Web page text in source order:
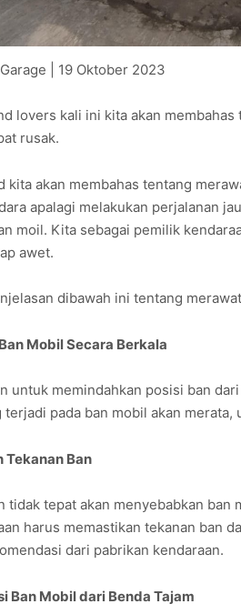
| 19 Oktober 2023
lovers kali ini kita akan
rusak.
kita akan membahas tentang
apalagi melakukan perjalanan
moil. Kita sebagai pemilik
awet.
dibawah ini tentang
Mobil Secara Berkala
untuk memindahkan posisi ban
terjadi pada ban mobil akan
Tekanan Ban
tidak tepat akan menyebabkan
harus memastikan tekanan ban
dari pabrikan kendaraan.
Ban Mobil dari Benda Tajam